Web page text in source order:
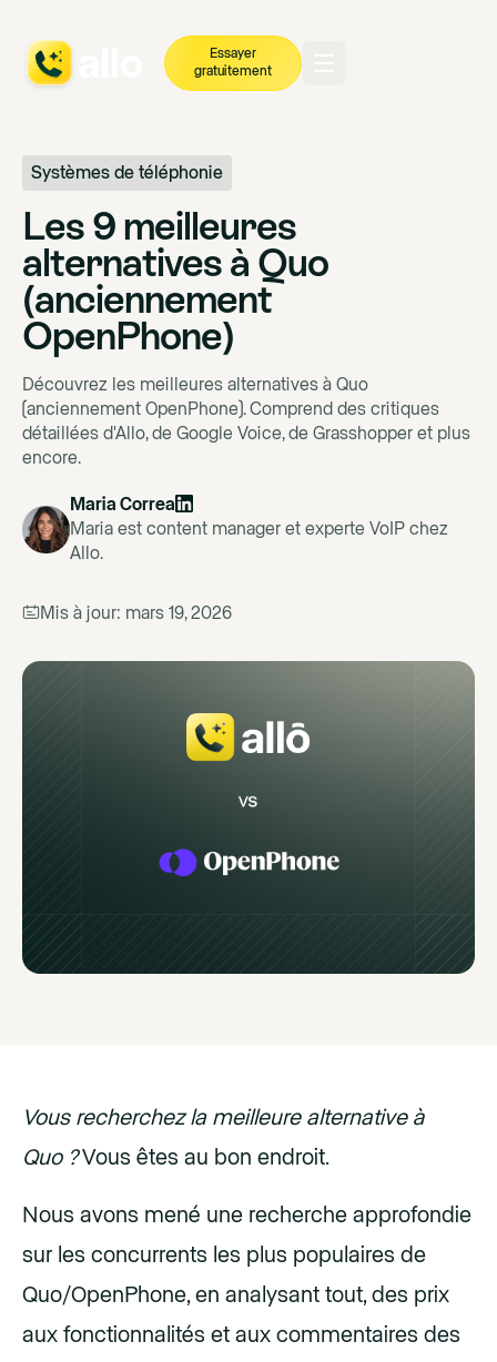
Essayer
gratuitement
Systèmes de téléphonie
Les 9 meilleures
alternatives à Quo
(anciennement
OpenPhone)
Découvrez les meilleures alternatives à Quo
(anciennement OpenPhone). Comprend des critiques
détaillées d'Allo, de Google Voice, de Grasshopper et plus
encore.
Maria Correa
Maria est content manager et experte VoIP chez
Allo.
Mis à jour: mars 19, 2026
Vous recherchez la meilleure alternative à
Quo ?Vous êtes au bon endroit.
Nous avons mené une recherche approfondie
sur les concurrents les plus populaires de
Quo/OpenPhone, en analysant tout, des prix
aux fonctionnalités et aux commentaires des